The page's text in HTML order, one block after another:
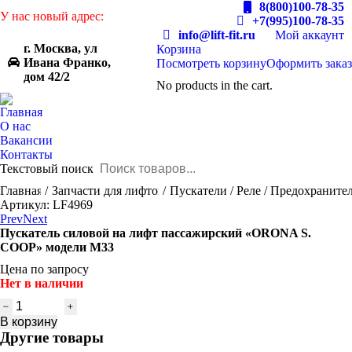
У нас новый адрес:
г. Москва, ул
Ивана Франко,
дом 42/2
8(800)100-78-35
+7(995)100-78-35
info@lift-fit.ru
Мой аккаунт
Корзина
Посмотреть корзинуОформить заказ
No products in the cart.
Главная
О нас
Вакансии
Контакты
Текстовый поиск
You are here:
Главная Запчасти для лифтов Пускатели / Реле /
Артикул: LF4969
PrevNext
Пускатель силовой на лифт пассажирский «ORONA S.
COOP» модели М33
Цена по запросу
Нет в наличии
Количество
товара
Пускатель
силовой
В корзину
Другие товары